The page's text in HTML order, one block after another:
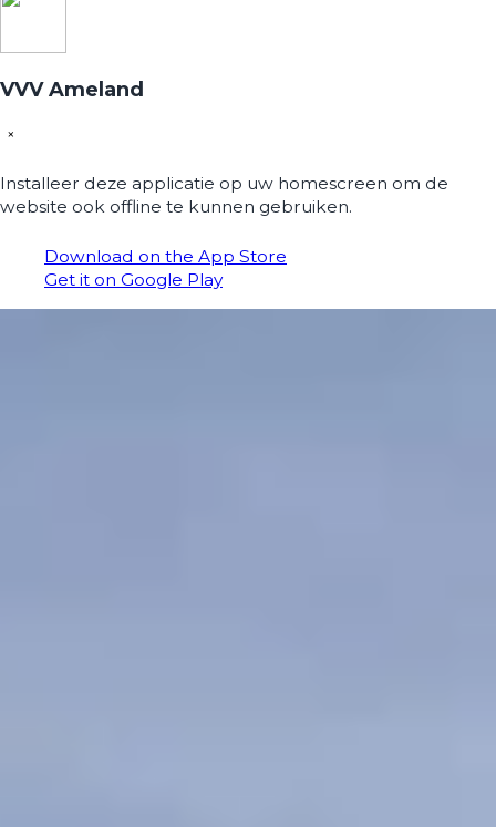
VVV Ameland
×
Installeer deze applicatie op uw homescreen om de
website ook offline te kunnen gebruiken.
Download on the App Store
Get it on Google Play